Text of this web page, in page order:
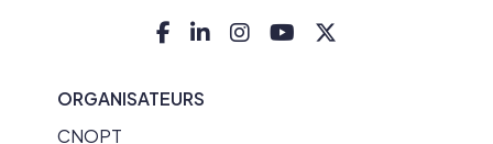
ORGANISATEURS
CNOPT